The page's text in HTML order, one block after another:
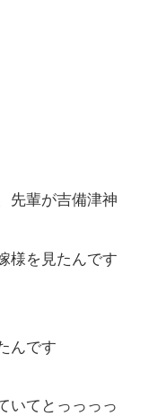
先輩が吉備津神
様を見たんです
んです
いてとっっっっ